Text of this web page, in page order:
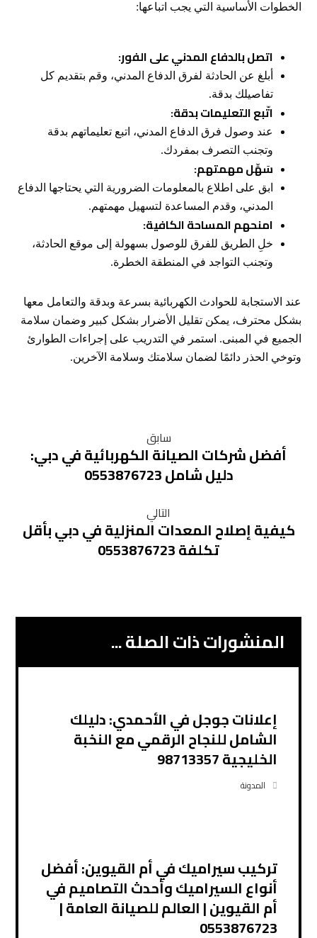
الخطوات الأساسية التي يجب اتباعها:
اتصل بالدفاع المدني على الفور:
أبلغ عن الحادثة لفرق الدفاع المدني، وقم بتقديم كل
تفاصيلك بدقة.
اتّبع التعليمات بدقة:
عند وصول فرق الدفاع المدني، اتبع تعليماتهم بدقة
وتجنب التصرف بمفردك.
سَهِّل مهمتهم:
ابق على اطلاع بالمعلومات الضرورية التي يحتاجها الدفاع
المدني، وقدم المساعدة لتسهيل مهمتهم.
امنحهم المساحة الكافية:
خلِ الطريق للفرق للوصول بسهولة إلى موقع الحادثة،
وتجنب التواجد في المنطقة الخطرة.
عند الاستجابة للحوادث الكهربائية بسرعة وبدقة والتعامل معها
بشكل محترف، يمكن تقليل الأضرار بشكل كبير وضمان سلامة
الجميع في المبنى. استمر في التدريب على إجراءات الطوارئ
وتوخي الحذر دائمًا لضمان سلامتك وسلامة الآخرين.
سابق
أفضل شركات الصيانة الكهربائية في دبي:
دليل شامل 0553876723
التالي
كيفية إصلاح المعدات المنزلية في دبي بأقل
تكلفة 0553876723
المنشورات ذات الصلة ...
إعلانات جوجل في الأحمدي: دليلك
الشامل للنجاح الرقمي مع النخبة
الخليجية 98713357
المدونة
تركيب سيراميك في أم القيوين: أفضل
أنواع السيراميك وأحدث التصاميم في
أم القيوين | العالم للصيانة العامة |
0553876723